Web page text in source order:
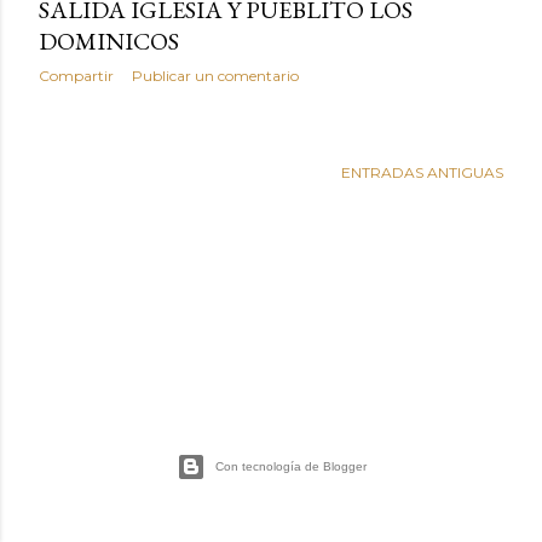
s
SALIDA IGLESIA Y PUEBLITO LOS
DOMINICOS
Compartir Publicar un comentario
ENTRADAS ANTIGUAS
Con tecnología de Blogger